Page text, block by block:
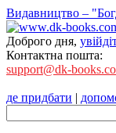
Видавництво –
Доброго дня,
Контактна пошта:
support@dk-
де придбати |